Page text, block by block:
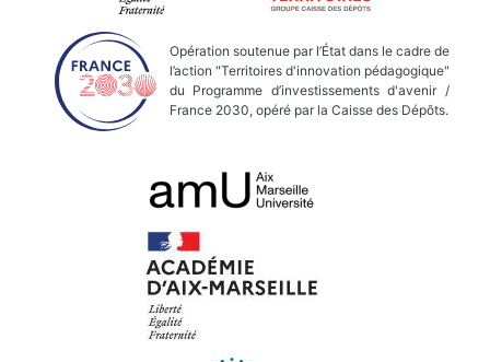
Opération soutenue par l’État dans le cadre de
l’action "Territoires d'innovation pédagogique"
du Programme d’investissements d'avenir /
France 2030, opéré par la Caisse des Dépôts.